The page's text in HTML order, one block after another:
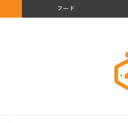
フード